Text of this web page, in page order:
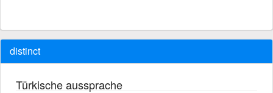
distinct
Türkische aussprache